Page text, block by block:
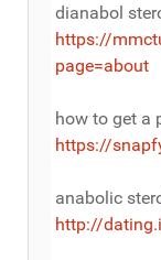
dianabol
https://
page=about
how to get a
https://
anabolic
http://